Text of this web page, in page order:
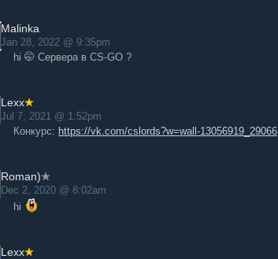
Malinka
Jan 28, 2022 @ 9:35pm
hi 🤭 Сервера в CS-GO ?
Lexx
Jul 7, 2021 @ 1:52pm
Конкурс: https://vk.com/cslords?w=wall-13056919_29066
Roman)
Dec 2, 2020 @ 8:02am
hi
Lexx